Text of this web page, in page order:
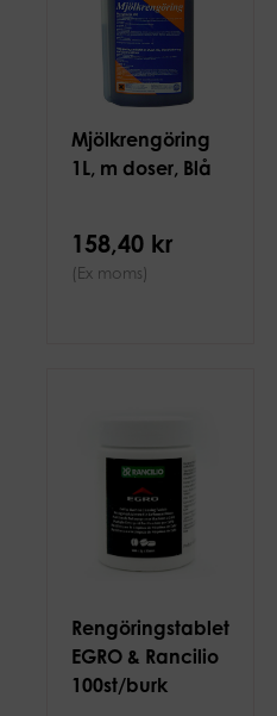
Mjölkrengöring
1L, m doser, Blå
158,40 kr
(Ex moms)
Rengöringstabletter
EGRO & Rancilio
100st/burk